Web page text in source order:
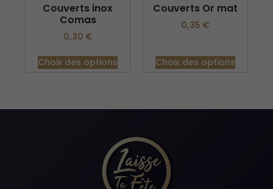
Couverts inox
Comas
0,30 €
Choix des options
Couverts Or mat
0,35 €
Choix des options